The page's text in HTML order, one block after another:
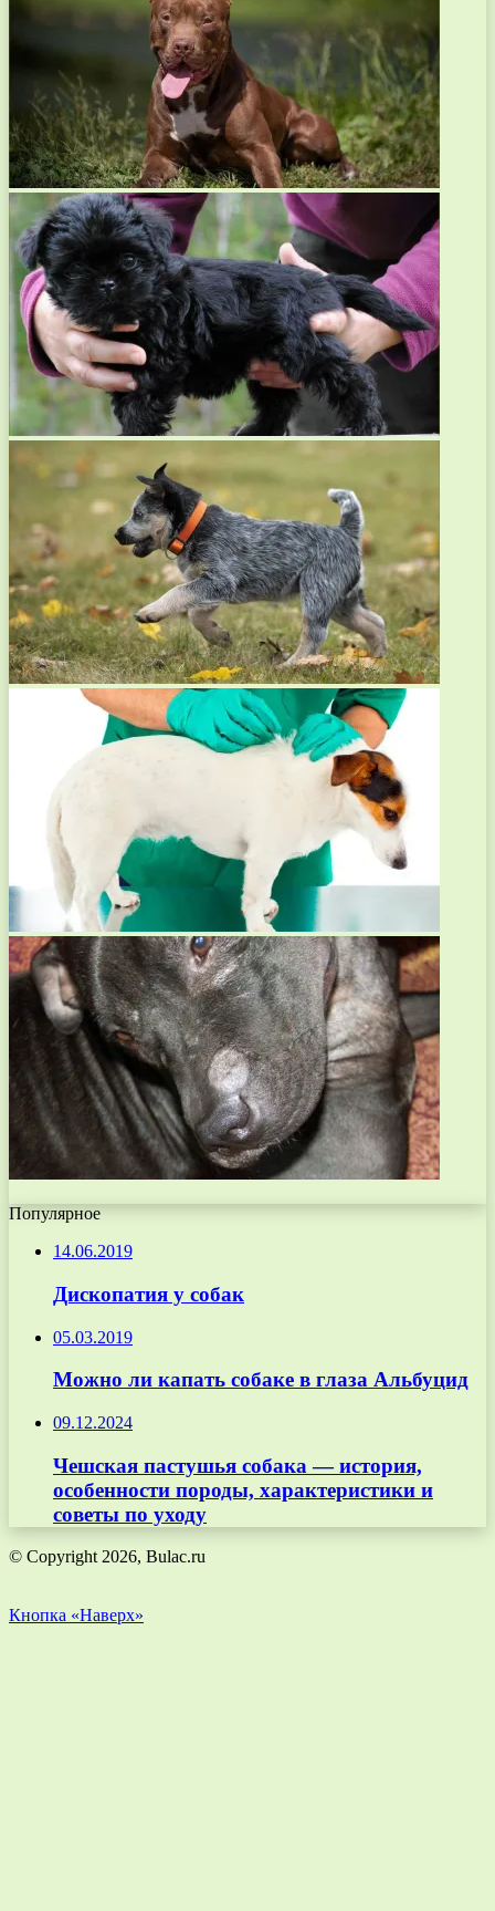
Популярное
14.06.2019
Дископатия у собак
05.03.2019
Можно ли капать собаке в глаза Альбуцид
09.12.2024
Чешская пастушья собака — история,
особенности породы, характеристики и
советы по уходу
© Copyright 2026, Bulac.ru
Кнопка «Наверх»